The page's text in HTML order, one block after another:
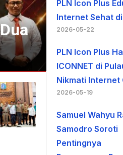
PLN Icon Plus
Internet Sehat
2026-05-22
PLN Icon Plus
ICONNET di
Nikmati Internet
2026-05-19
Samuel Wahyu
Samodro Soroti
Pentingnya